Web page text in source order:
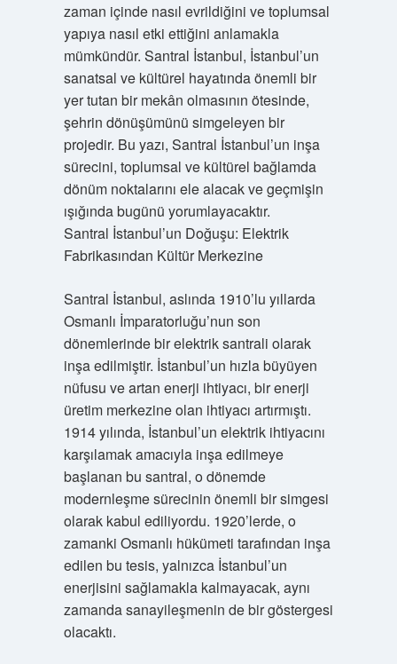
zaman içinde nasıl evrildiğini ve toplumsal
yapıya nasıl etki ettiğini anlamakla
mümkündür. Santral İstanbul, İstanbul’un
sanatsal ve kültürel hayatında önemli bir
yer tutan bir mekân olmasının ötesinde,
şehrin dönüşümünü simgeleyen bir
projedir. Bu yazı, Santral İstanbul’un inşa
sürecini, toplumsal ve kültürel bağlamda
dönüm noktalarını ele alacak ve geçmişin
ışığında bugünü yorumlayacaktır.
Santral İstanbul’un Doğuşu: Elektrik
Fabrikasından Kültür Merkezine
Santral İstanbul, aslında 1910’lu yıllarda
Osmanlı İmparatorluğu’nun son
dönemlerinde bir elektrik santrali olarak
inşa edilmiştir. İstanbul’un hızla büyüyen
nüfusu ve artan enerji ihtiyacı, bir enerji
üretim merkezine olan ihtiyacı artırmıştı.
1914 yılında, İstanbul’un elektrik ihtiyacını
karşılamak amacıyla inşa edilmeye
başlanan bu santral, o dönemde
modernleşme sürecinin önemli bir simgesi
olarak kabul ediliyordu. 1920’lerde, o
zamanki Osmanlı hükümeti tarafından inşa
edilen bu tesis, yalnızca İstanbul’un
enerjisini sağlamakla kalmayacak, aynı
zamanda sanayileşmenin de bir göstergesi
olacaktı.